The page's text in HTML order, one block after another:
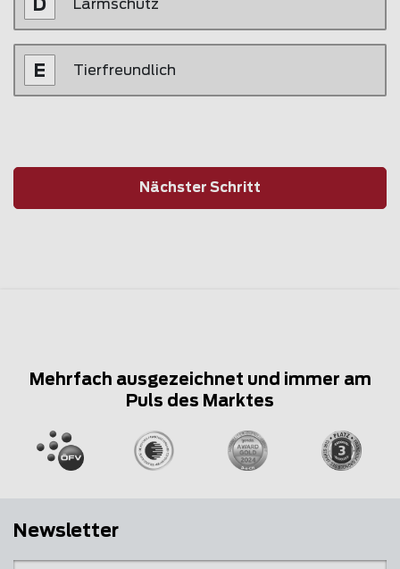
Lärmschutz
Tierfreundlich
Nächster Schritt
Mehrfach ausgezeichnet und immer am
Puls des Marktes
Newsletter